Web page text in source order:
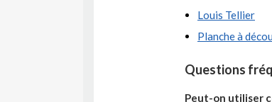
Louis Tellier
Planche à
Questions
Peut-on utiliser